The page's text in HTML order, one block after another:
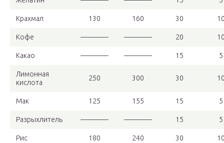
Крахмал 130 160 30
Кофе ———— ———— 20
Какао ———— ———— 15 5
Лимонная
кислота
250 300 30
Мак 125 155 15 5
Разрыхлитель ———— ———— 15 5
Рис 180 240 30